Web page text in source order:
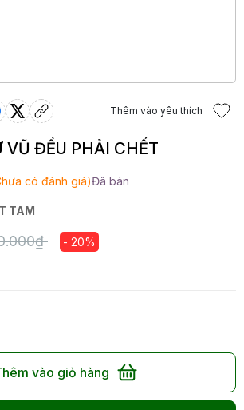
Thêm vào yêu thích
VŨ ĐỀU PHẢI CHẾT
có đánh giá)Đã bán
TAM
- 20%
vào giỏ hàng